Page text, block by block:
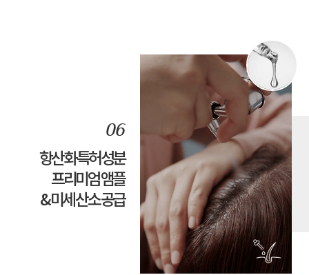
항산화 특허성분
프리미엄 앰플
& 미세 산소 공급